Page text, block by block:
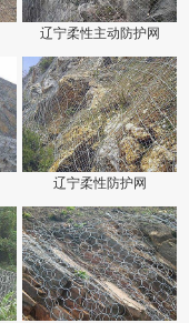
辽宁柔性主动防护网
辽宁柔性防护网